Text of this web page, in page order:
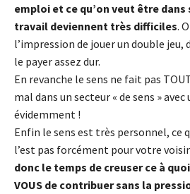
emploi et ce qu’on veut être dans
travail deviennent très difficiles.
l’impression de jouer un double jeu,
le payer assez dur.
En revanche le sens ne fait pas
mal dans un secteur « de sens »
évidemment !
Enfin le sens est très personnel, ce
l’est pas forcément pour votre
donc le temps de creuser ce à
VOUS de contribuer sans la